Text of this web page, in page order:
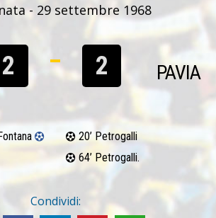
- 29 settembre 1968
2 2 PAVIA
20’ Petrogalli
64’ Petrogalli.
Condividi: